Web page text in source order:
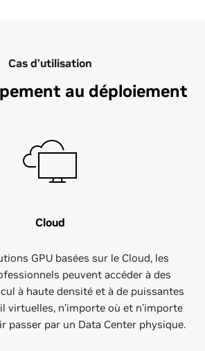
Cas d'utilisation
au déploiement
Cloud
GPU basées sur le Cloud, les
peuvent accéder à des
à haute densité et à de puissantes
virtuelles, n’importe où et n’importe
passer par un Data Center physique.